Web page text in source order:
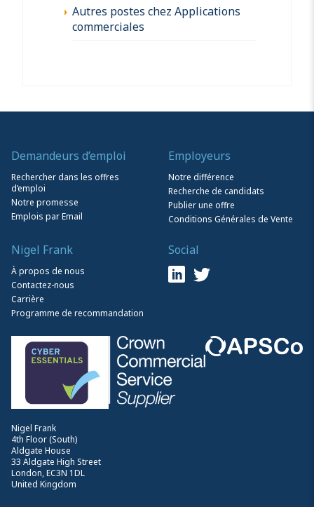
Autres postes chez Applications
commerciales
Nigel Frank
4th Floor (South)
Aldgate House
33 Aldgate High Street
London, EC3N 1DL
United Kingdom
Demandeurs d’emploi
Rechercher dans les offres
d’emploi
Notre promesse
Emplois par Email
Employeurs
Notre différence
Recherche de candidats
Publier une offre
Conditions Générales de Vente
Nigel Frank
À propos de nous
Contactez-nous
Carrière
Programme de recommandation
Social